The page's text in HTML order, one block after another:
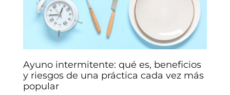
Ayuno intermitente: qué es, beneficios
y riesgos de una práctica cada vez más
popular